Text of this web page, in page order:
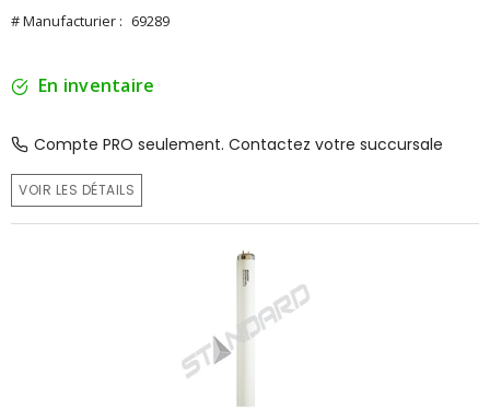
# Manufacturier : 69289
En inventaire
Compte PRO seulement. Contactez votre succursale
VOIR LES DÉTAILS